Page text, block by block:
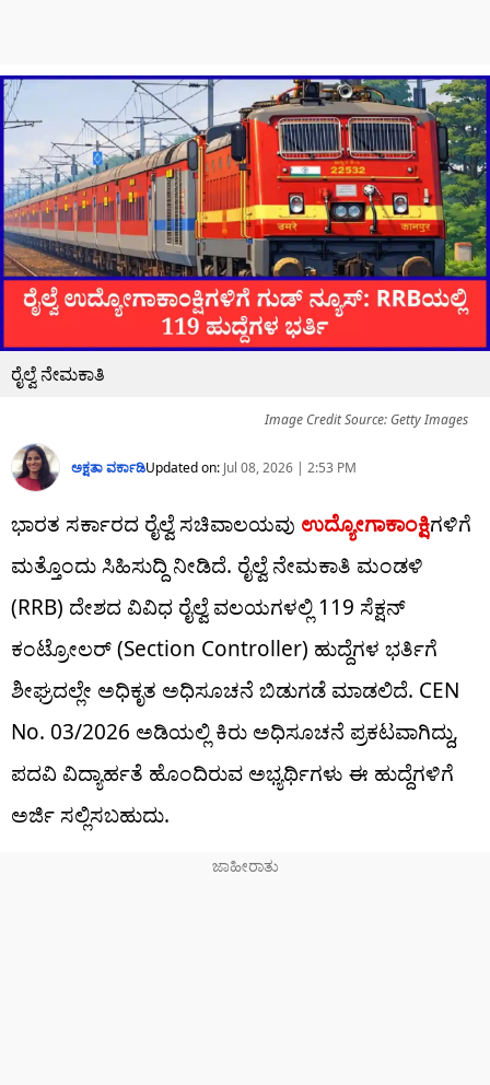
ರೈಲ್ವೆ ನೇಮಕಾತಿ
Image Credit Source: Getty Images
ಅಕ್ಷತಾ ವರ್ಕಾಡಿUpdated on: Jul 08, 2026 | 2:53 PM
ಭಾರತ ಸರ್ಕಾರದ ರೈಲ್ವೆ ಸಚಿವಾಲಯವು ಉದ್ಯೋಗಾಕಾಂಕ್ಷಿಗಳಿಗೆ
ಮತ್ತೊಂದು ಸಿಹಿಸುದ್ದಿ ನೀಡಿದೆ. ರೈಲ್ವೆ ನೇಮಕಾತಿ ಮಂಡಳಿ
(RRB) ದೇಶದ ವಿವಿಧ ರೈಲ್ವೆ ವಲಯಗಳಲ್ಲಿ 119 ಸೆಕ್ಷನ್
ಕಂಟ್ರೋಲರ್ (Section Controller) ಹುದ್ದೆಗಳ ಭರ್ತಿಗೆ
ಶೀಘ್ರದಲ್ಲೇ ಅಧಿಕೃತ ಅಧಿಸೂಚನೆ ಬಿಡುಗಡೆ ಮಾಡಲಿದೆ. CEN
No. 03/2026 ಅಡಿಯಲ್ಲಿ ಕಿರು ಅಧಿಸೂಚನೆ ಪ್ರಕಟವಾಗಿದ್ದು,
ಪದವಿ ವಿದ್ಯಾರ್ಹತೆ ಹೊಂದಿರುವ ಅಭ್ಯರ್ಥಿಗಳು ಈ ಹುದ್ದೆಗಳಿಗೆ
ಅರ್ಜಿ ಸಲ್ಲಿಸಬಹುದು.